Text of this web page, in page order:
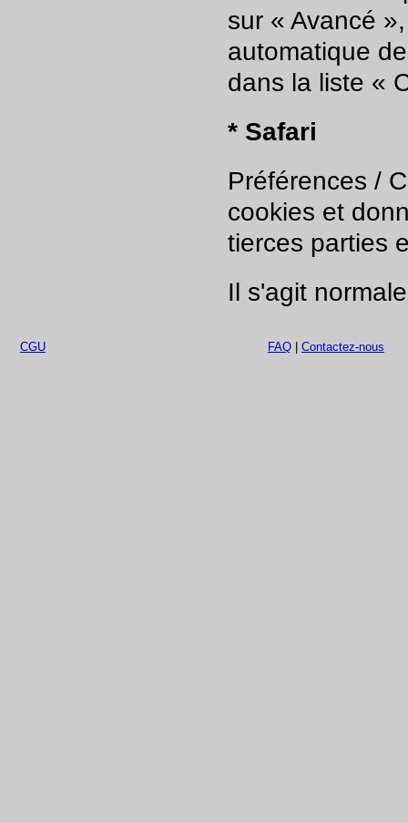
sur « Avancé
automatique
dans la liste «
* Safari
Préférences /
cookies et
tierces parties
Il s'agit
CGU FAQ Contactez-nous